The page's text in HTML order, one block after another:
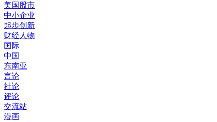
美国股市
中小企业
起步创新
财经人物
国际
中国
东南亚
言论
社论
评论
交流站
漫画